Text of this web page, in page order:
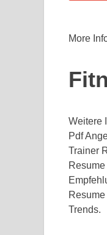
More
Weitere
Pdf
Trainer
Trends.